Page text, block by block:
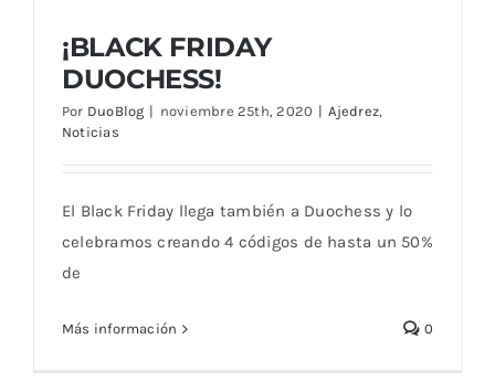
¡BLACK FRIDAY DUOCHESS!
¡BLACK FRIDAY
DUOCHESS!
Por DuoBlog | noviembre 25th, 2020 | Ajedrez,
Noticias
El Black Friday llega también a Duochess y lo
celebramos creando 4 códigos de hasta un 50%
de
Más información 0